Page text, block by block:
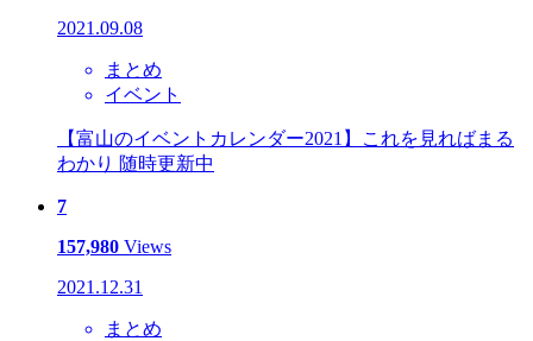
2021.09.08
まとめ
イベント
【富山のイベントカレンダー2021】これを見ればまる
わかり 随時更新中
7
157,980 Views
2021.12.31
まとめ